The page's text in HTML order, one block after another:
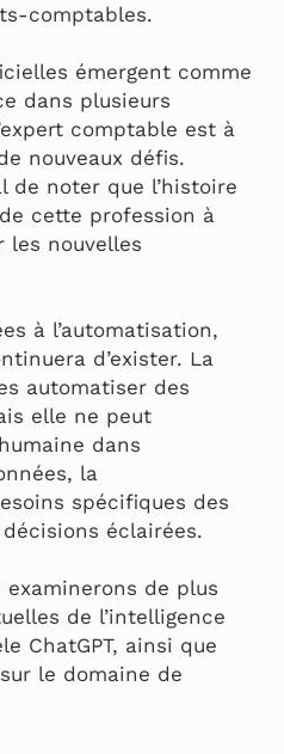
comptables.
émergent comme
dans plusieurs
comptable est à
nouveaux défis.
de noter que l’histoire
cette profession à
les nouvelles
à l’automatisation,
d’exister. La
automatiser des
elle ne peut
dans
la
spécifiques des
éclairées.
de plus
de l’intelligence
ChatGPT, ainsi que
le domaine de